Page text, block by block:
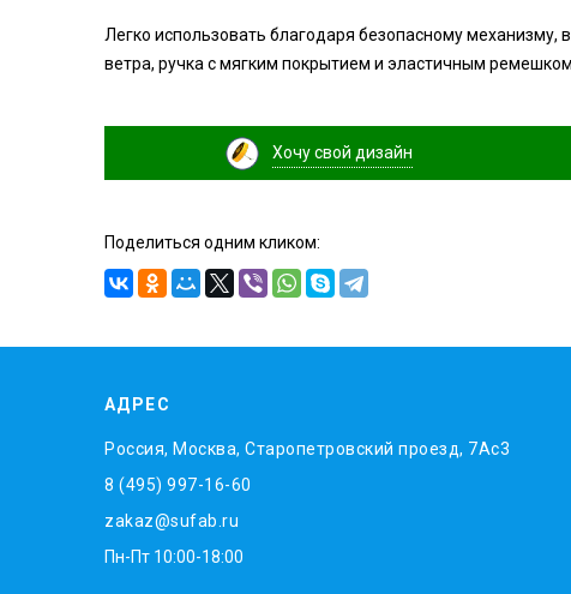
Легко использовать благодаря безопасному
ветра, ручка с мягким покрытием и эластичным
Хочу свой дизайн
Поделиться одним кликом:
АДРЕС
Россия, Москва, Старопетровский проезд, 7Ас3
8 (495) 997-16-60
zakaz@sufab.ru
Пн-Пт 10:00-18:00